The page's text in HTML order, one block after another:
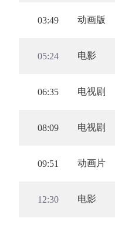
03:49 动画版
05:24 电影
06:35 电视剧
08:09 电视剧
09:51 动画片
12:30 电影